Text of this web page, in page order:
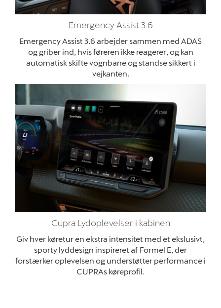
Emergency Assist 3.6
Emergency Assist 3.6 arbejder sammen med ADAS
og griber ind, hvis føreren ikke reagerer, og kan
automatisk skifte vognbane og standse sikkert i
vejkanten.
Cupra Lydoplevelser i kabinen
Giv hver køretur en ekstra intensitet med et ekslusivt,
sporty lyddesign inspireret af Formel E, der
forstærker oplevelsen og understøtter performance i
CUPRAs køreprofil.